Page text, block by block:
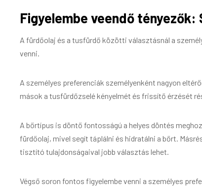
Figyelembe veendő
A fürdőolaj és a tusfürdő közötti választásnál a
venni.
A személyes preferenciák személyenként nagyon
mások a tusfürdőzselé kényelmét és frissítő érzését
A bőrtípus is döntő fontosságú a helyes döntés
fürdőolaj, mivel segít táplálni és hidratálni a bőrt.
tisztító tulajdonságaival jobb választás lehet.
Végső soron fontos figyelembe venni a személyes